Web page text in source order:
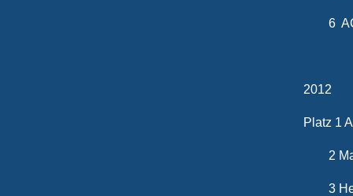
6
2012
Platz 1
2
3